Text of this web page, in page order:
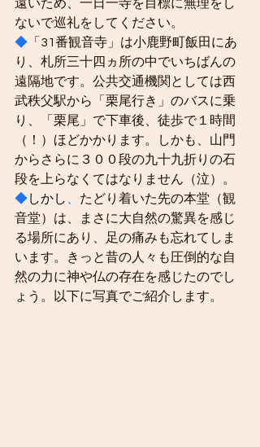
遠いため、一日一寺を目標に無理をし
ないで巡礼をしてください。
◆ 「31番観音寺」は小鹿野町飯田にあ
り、札所三十四ヵ所の中でいちばんの
遠隔地です。公共交通機関としては西
武秩父駅から「栗尾行き」のバスに乗
り、「栗尾」で下車後、徒歩で１時間
（！）ほどかかります。しかも、山門
からさらに３００段の九十九折りの石
段を上らなくてはなりません（泣）。
◆しかし
たどり着いた先の本堂（観
音堂）は、まさに大自然の驚異を感じ
る場所にあり、足の痛みも忘れてしま
います。きっと昔の人々も圧倒的な自
然の力に神や仏の存在を感じたのでし
ょう。以下に写真でご紹介します。